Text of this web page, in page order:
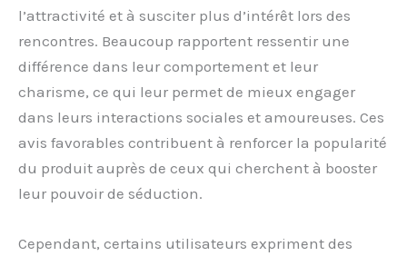
l’attractivité et à susciter plus d’intérêt lors des
rencontres. Beaucoup rapportent ressentir une
différence dans leur comportement et leur
charisme, ce qui leur permet de mieux engager
dans leurs interactions sociales et amoureuses. Ces
avis favorables contribuent à renforcer la popularité
du produit auprès de ceux qui cherchent à booster
leur pouvoir de séduction.
Cependant, certains utilisateurs expriment des